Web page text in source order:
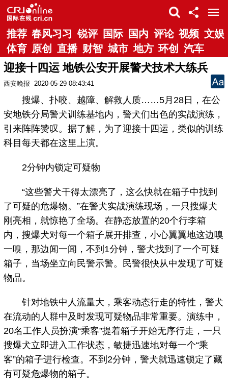
推荐 春风习习 锐评 国际 国内 评论 视频 文娱
体育 原创 直播 财智 城市 地方 环创 汽车
迎接十四运 地铁公安开展警犬技术大练兵
西安晚报 2020-05-29 08:43:41
搜爆、扑咬、越障、解救人质……5月28日，在公
安地铁分局警犬训练基地内，警犬们出色的实战演练，
引来阵阵赞叹。据了解，为了迎接十四运，类似的训练
科目每天都在这里上演。
2分钟内锁定可疑物
“这些警犬干得太漂亮了，这么快就在箱子中找到
了可疑的危爆物。”在警犬实战演练现场，一只搜爆犬
刚亮相，就惊艳了全场。在静态放置的20个行李箱
内，搜爆犬对每一个箱子展开排查，小心翼翼地这边嗅
一嗅，那边闻一闻，不到1分钟，警犬找到了一个可疑
箱子，当场坐立向民警示警。民警很快从中发现了可疑
物品。
针对地铁中人流量大，乘客动态行走的特性，警犬
在流动的人群中及时发现可疑物品非常重要。演练中，
20名工作人员扮演“乘客”提着箱子开始无序行走，一只
搜爆犬立即进入工作状态，敏捷迅速地对每一个“乘
客”的箱子进行检查。不到2分钟，警犬就迅速锁定了藏
有可疑危爆物的箱子。